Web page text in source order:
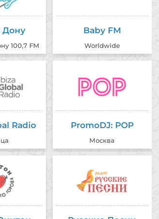
If The Sun
Around
100,7 FM
Baby FM
Worldwide
Radio PromoDJ: POP
Москва